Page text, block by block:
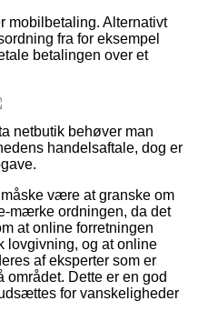
mobilbetaling. Alternativt
fra for eksempel
betalingen over et
netbutik behøver man
handelsaftale, dog er
være at granske om
mærke ordningen, da det
at online forretningen
lovgivning, og at online
af eksperter som er
Dette er en god
for vanskeligheder